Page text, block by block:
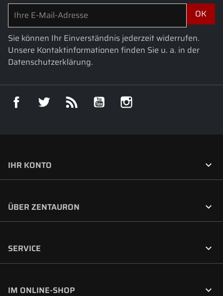
Sie können Ihr Einverständnis jederzeit widerrufen.
Unsere Kontaktinformationen finden Sie u. a. in der
Datenschutzerklärung.
Facebook Twitter RSS YouTube
IHR KONTO 
ÜBER ZENTAURON 
SERVICE 
IM ONLINE-SHOP 